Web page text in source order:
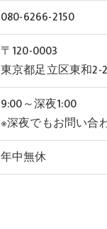
080-6266-2150
〒120-0003
東京都足立区東和2-
9:00～深夜1:00
※深夜でもお問い合
年中無休